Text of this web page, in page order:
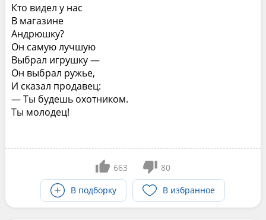
Кто видел у нас
В магазине
Андрюшку?
Он самую лучшую
Выбрал игрушку —
Он выбрал ружье,
И сказал продавец:
— Ты будешь охотником.
Ты молодец!
663
80
В подборку
В избранное